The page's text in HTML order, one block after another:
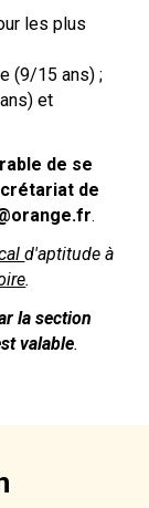
les plus
(9/15 ans) ;
et
de se
de
.
d'aptitude à
.
la section
valable.